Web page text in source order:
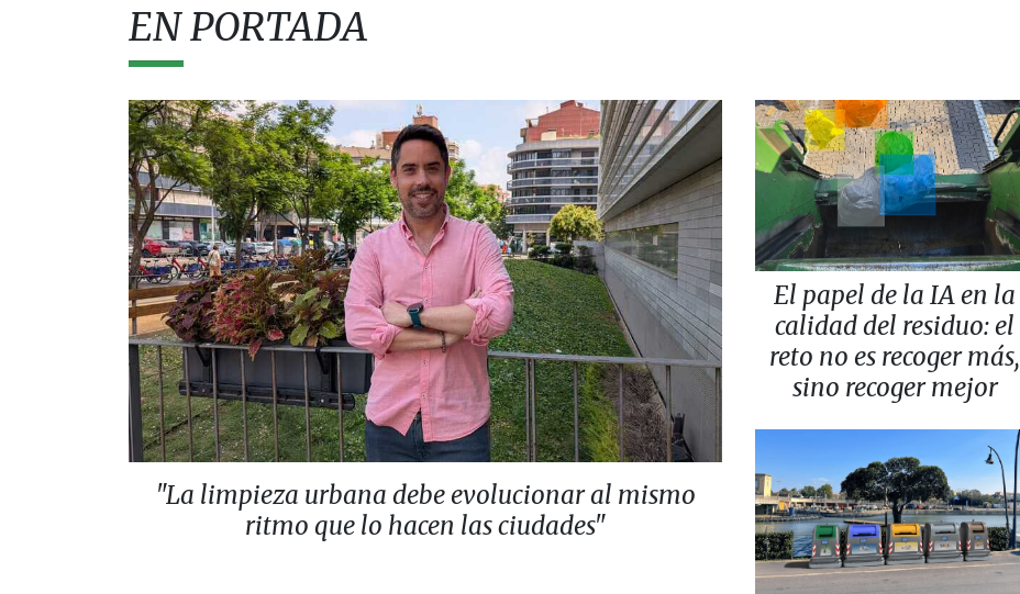
EN PORTADA
"La limpieza urbana debe evolucionar al mismo
ritmo que lo hacen las ciudades"
El papel de la IA en la
calidad del residuo: el
reto no es recoger más,
sino recoger mejor